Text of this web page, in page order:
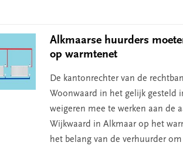
Alkmaarse huurders
op warmtenet
De kantonrechter van de
Woonwaard in het gelijk gesteld
weigeren mee te werken aan de
Wijkwaard in Alkmaar op het
het belang van de verhuurder